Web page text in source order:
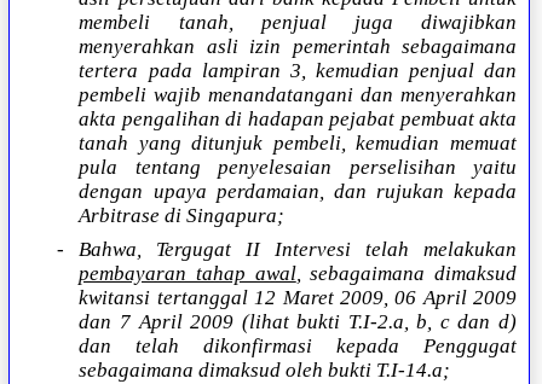
membeli tanah, penjual juga diwajibkan
menyerahkan asli izin pemerintah sebagaimana
tertera pada lampiran 3, kemudian penjual dan
pembeli wajib menandatangani dan menyerahkan
akta pengalihan di hadapan pejabat pembuat akta
tanah yang ditunjuk pembeli, kemudian memuat
pula tentang penyelesaian perselisihan yaitu
dengan upaya perdamaian, dan rujukan kepada
Arbitrase di Singapura;
- Bahwa, Tergugat II Intervesi telah melakukan
pembayaran tahap awal, sebagaimana dimaksud
kwitansi tertanggal 12 Maret 2009, 06 April 2009
dan 7 April 2009 (lihat bukti T.I-2.a, b, c dan d)
dan telah dikonfirmasi kepada Penggugat
sebagaimana dimaksud oleh bukti T.I-14.a;